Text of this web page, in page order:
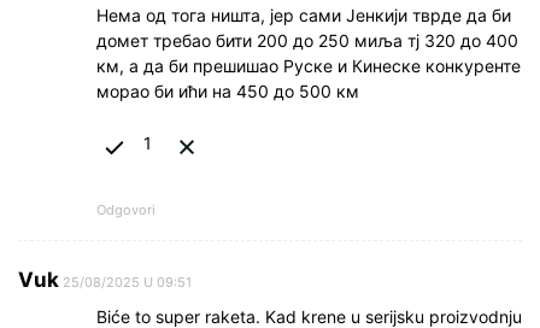
Нема од тога ништа, јер сами Јенкији тврде да би
домет требао бити 200 до 250 миља тј 320 до 400
км, а да би прешишао Руске и Кинеске конкуренте
морао би ићи на 450 до 500 км
1
Odgovori
Vuk 25/08/2025 U 09:51
Biće to super raketa. Kad krene u serijsku proizvodnju